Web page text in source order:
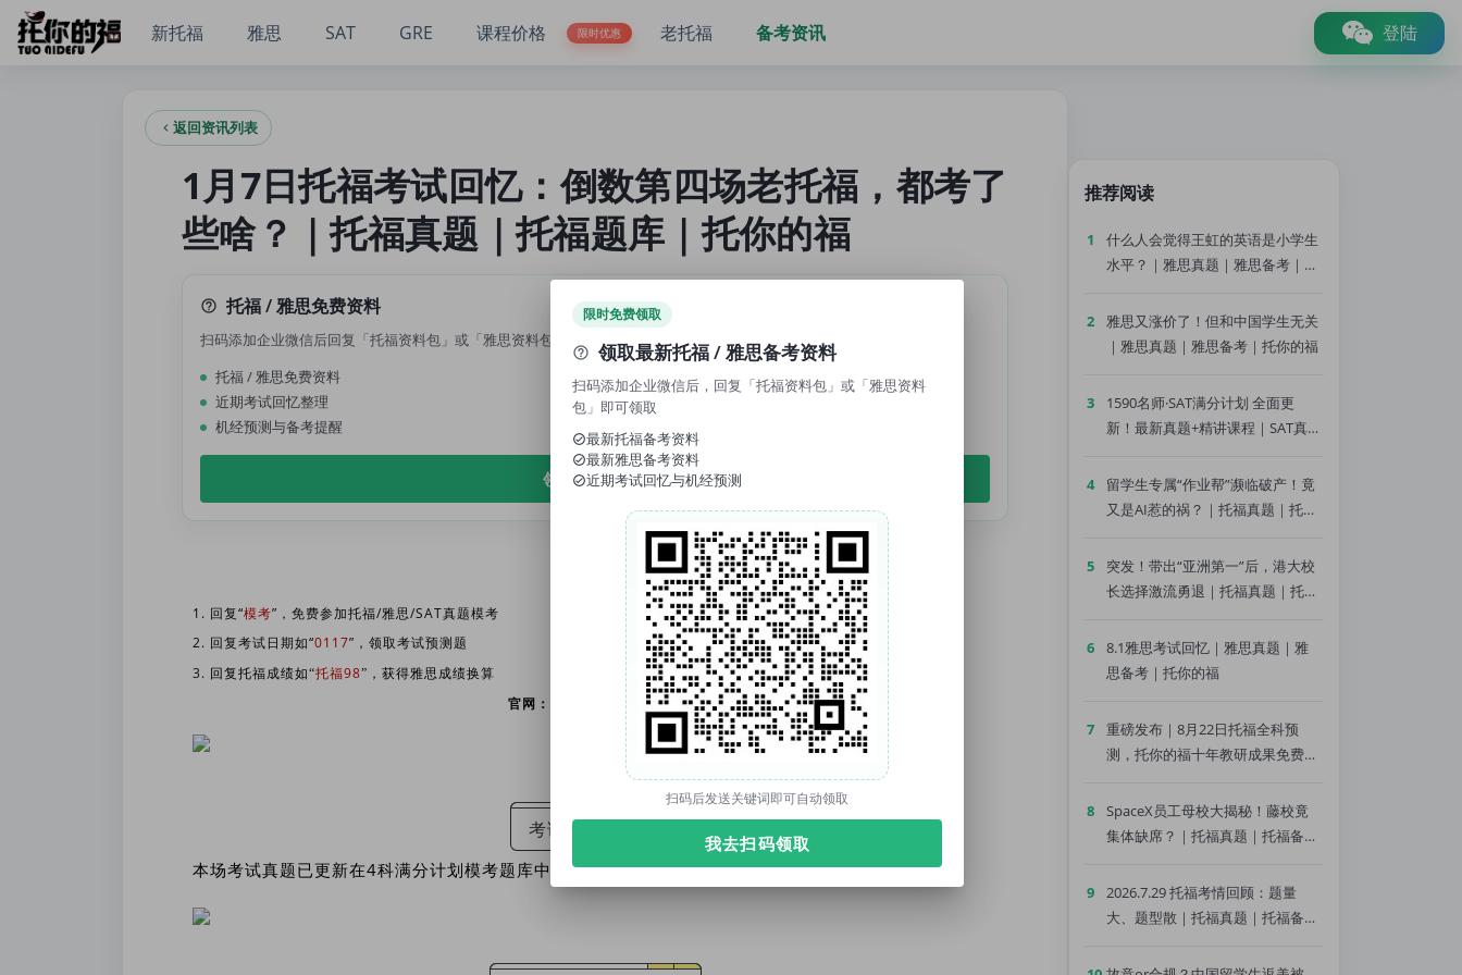
1月7日托福考试回忆：倒数第四场老托福，都考了些啥？｜托福真题｜托福题库｜托你的福
新托福
雅思 SAT GRE 课程价格 限时优惠 老托福 备考资讯 登陆
返回资讯列表
1月7日托福考试回忆：倒数第四场老托福，都考了
些啥？｜托福真题｜托福题库｜托你的福
托福 / 雅思免费资料
扫码添加企业微信后回复「托福资料包」或「雅思资料包」，即可领取免费资料、近期考试回忆与机经预测。
托福 / 雅思免费资料
近期考试回忆整理
机经预测与备考提醒
领取免费资料
1. 回复“模考”，免费参加托福/雅思/SAT真题模考
2. 回复考试日期如“0117”，领取考试预测题
3. 回复托福成绩如“托福98”，获得雅思成绩换算
官网：tuonidefu.com.cn
考试真题及答案
本场考试真题已更新在4科满分计划模考题库中，每场考试持续更新：
推荐阅读
1
什么人会觉得王虹的英语是小学生
水平？｜雅思真题｜雅思备考｜托
2
雅思又涨价了！但和中国学生无关
｜雅思真题｜雅思备考｜托你的福
3
1590名师·SAT满分计划 全面更
新！最新真题+精讲课程｜SAT真题
4
留学生专属“作业帮”濒临破产！竟
又是AI惹的祸？｜托福真题｜托福
5
突发！带出“亚洲第一”后，港大校
长选择激流勇退｜托福真题｜托福
6
8.1雅思考试回忆｜雅思真题｜雅
思备考｜托你的福
7
重磅发布｜8月22日托福全科预
测，托你的福十年教研成果免费领
8
SpaceX员工母校大揭秘！藤校竟
集体缺席？｜托福真题｜托福备考
9
2026.7.29 托福考情回顾：题量
大、题型散｜托福真题｜托福备考
限时免费领取
领取最新托福 / 雅思备考资料
扫码添加企业微信后，回复「托福资料包」或「雅思资料
包」即可领取
最新托福备考资料
最新雅思备考资料
近期考试回忆与机经预测
扫码后发送关键词即可自动领取
我去扫码领取